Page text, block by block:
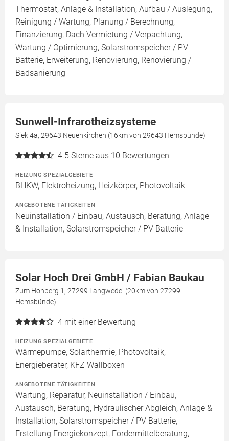
Thermostat, Anlage & Installation, Aufbau / Auslegung,
Reinigung / Wartung, Planung / Berechnung,
Finanzierung, Dach Vermietung / Verpachtung,
Wartung / Optimierung, Solarstromspeicher / PV
Batterie, Erweiterung, Renovierung, Renovierung /
Badsanierung
Sunwell-Infrarotheizsysteme
Siek 4a, 29643 Neuenkirchen (16km von 29643 Hemsbünde)
4.5 Sterne aus 10 Bewertungen
HEIZUNG SPEZIALGEBIETE
BHKW, Elektroheizung, Heizkörper, Photovoltaik
ANGEBOTENE TÄTIGKEITEN
Neuinstallation / Einbau, Austausch, Beratung, Anlage
& Installation, Solarstromspeicher / PV Batterie
Solar Hoch Drei GmbH / Fabian Baukau
Zum Hohberg 1, 27299 Langwedel (20km von 27299
Hemsbünde)
4 mit einer Bewertung
HEIZUNG SPEZIALGEBIETE
Wärmepumpe, Solarthermie, Photovoltaik,
Energieberater, KFZ Wallboxen
ANGEBOTENE TÄTIGKEITEN
Wartung, Reparatur, Neuinstallation / Einbau,
Austausch, Beratung, Hydraulischer Abgleich, Anlage &
Installation, Solarstromspeicher / PV Batterie,
Erstellung Energiekonzept, Fördermittelberatung,